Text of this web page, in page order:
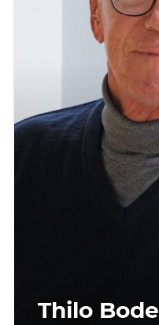
Thilo Bode